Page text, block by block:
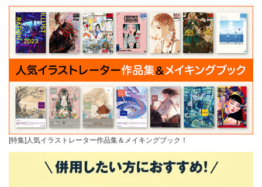
[特集]人気イラストレーター作品集＆メイキングブック！